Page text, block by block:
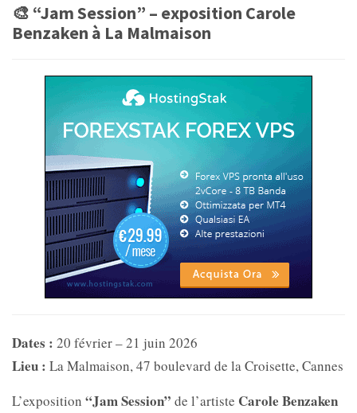
🎨 “Jam Session” – exposition Carole
Benzaken à La Malmaison
Dates : 20 février – 21 juin 2026
Lieu : La Malmaison, 47 boulevard de la Croisette, Cannes
L’exposition “Jam Session” de l’artiste Carole Benzaken